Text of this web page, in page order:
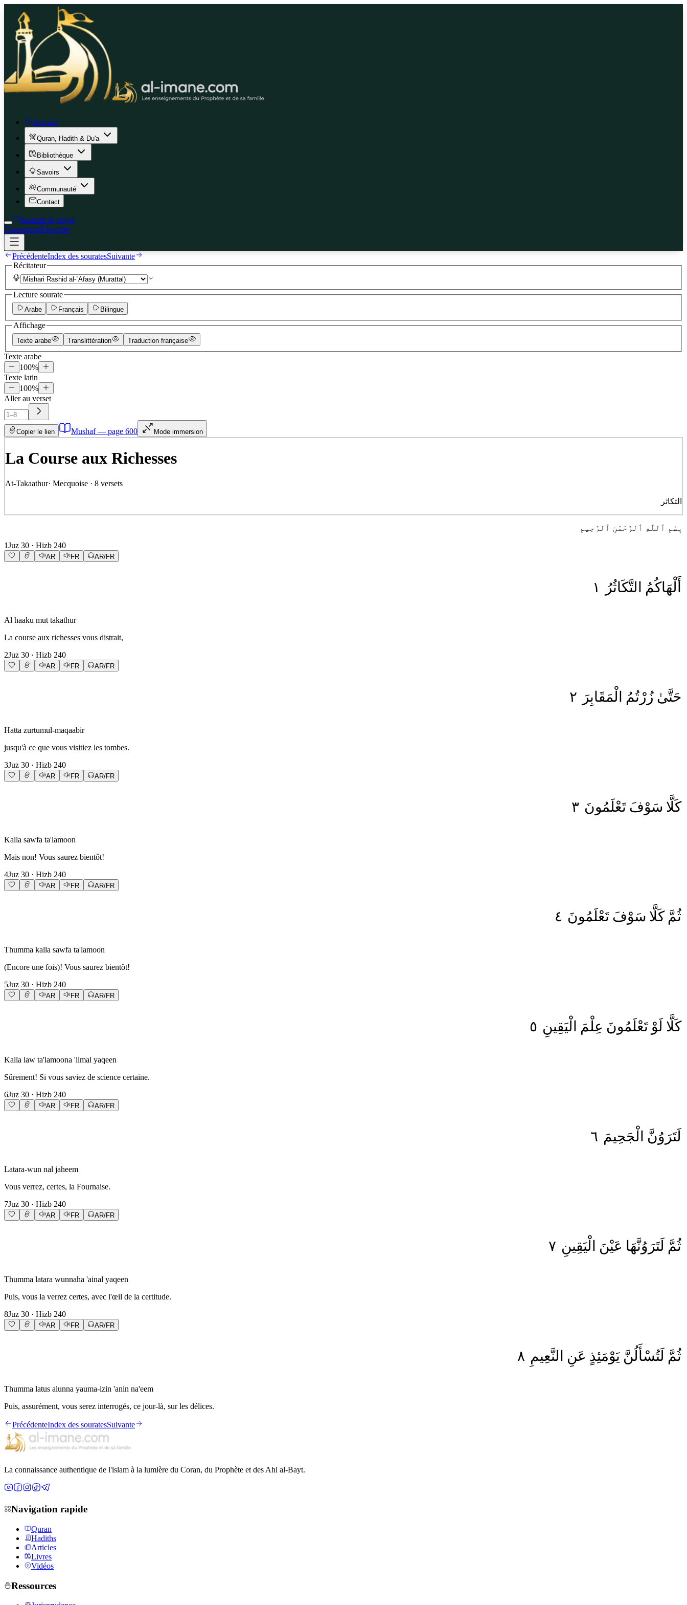
Accueil
Quran, Hadith & Du'a
Bibliothèque
Savoirs
Communauté
Contact
Soutenir le projet
ConnexionS'inscrire
PrécédenteIndex des souratesSuivante
Récitateur
Lecture sourate
Arabe Français Bilingue
Affichage
Texte arabe Translittération Traduction française
Texte arabe
100%
Texte latin
100%
Aller au verset
Copier le lien Mushaf — page 600 Mode immersion
La Course aux Richesses
At-Takaathur· Mecquoise · 8 versets
التكاثر
بِسْمِ ٱللَّهِ ٱلرَّحْمَٰنِ ٱلرَّحِيمِ
1Juz 30 · Hizb 240
AR FR AR/FR
أَلْهَاكُمُ التَّكَاثُرُ ١
Al haaku mut takathur
La course aux richesses vous distrait,
2Juz 30 · Hizb 240
AR FR AR/FR
حَتَّىٰ زُرْتُمُ الْمَقَابِرَ ٢
Hatta zurtumul-maqaabir
jusqu'à ce que vous visitiez les tombes.
3Juz 30 · Hizb 240
AR FR AR/FR
كَلَّا سَوْفَ تَعْلَمُونَ ٣
Kalla sawfa ta'lamoon
Mais non! Vous saurez bientôt!
4Juz 30 · Hizb 240
AR FR AR/FR
ثُمَّ كَلَّا سَوْفَ تَعْلَمُونَ ٤
Thumma kalla sawfa ta'lamoon
(Encore une fois)! Vous saurez bientôt!
5Juz 30 · Hizb 240
AR FR AR/FR
كَلَّا لَوْ تَعْلَمُونَ عِلْمَ الْيَقِينِ ٥
Kalla law ta'lamoona 'ilmal yaqeen
Sûrement! Si vous saviez de science certaine.
6Juz 30 · Hizb 240
AR FR AR/FR
لَتَرَوُنَّ الْجَحِيمَ ٦
Latara-wun nal jaheem
Vous verrez, certes, la Fournaise.
7Juz 30 · Hizb 240
AR FR AR/FR
ثُمَّ لَتَرَوُنَّهَا عَيْنَ الْيَقِينِ ٧
Thumma latara wunnaha 'ainal yaqeen
Puis, vous la verrez certes, avec l'œil de la certitude.
8Juz 30 · Hizb 240
AR FR AR/FR
ثُمَّ لَتُسْأَلُنَّ يَوْمَئِذٍ عَنِ النَّعِيمِ ٨
Thumma latus alunna yauma-izin 'anin na'eem
Puis, assurément, vous serez interrogés, ce jour-là, sur les délices.
PrécédenteIndex des souratesSuivante
La connaissance authentique de l'islam à la lumière du Coran, du Prophète et des Ahl al-Bayt.
Navigation rapide
Quran
Hadiths
Articles
Livres
Vidéos
Ressources